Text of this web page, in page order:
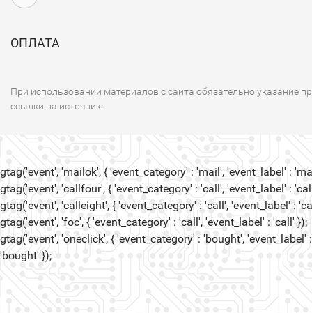
ОПЛАТА
При использовании материалов с сайта обязательно указание
ссылки на источник.
gtag('event', 'mailok', { 'event_category' : 'mail', 'event_label' :
gtag('event', 'callfour', { 'event_category' : 'call', 'event_label' :
gtag('event', 'calleight', { 'event_category' : 'call', 'event_label' :
gtag('event', 'foc', { 'event_category' : 'call', 'event_label' : 'call' });
gtag('event', 'oneclick', { 'event_category' : 'bought', 'event_label' :
'bought' });